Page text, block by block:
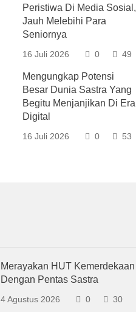
Peristiwa Di Media Sosial,
Jauh Melebihi Para
Seniornya
16 Juli 2026 0 49
Mengungkap Potensi
Besar Dunia Sastra Yang
Begitu Menjanjikan Di Era
Digital
16 Juli 2026 0 53
Merayakan HUT Kemerdekaan
Dengan Pentas Sastra
4 Agustus 2026 0 30